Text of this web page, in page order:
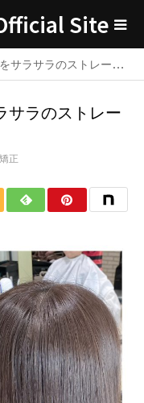
Site
ラのストレートにする技術
サラのストレー
正